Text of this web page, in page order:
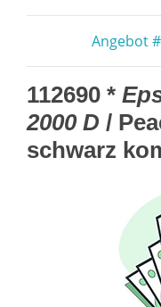
Angebot
112690 *
2000 D /
schwarz